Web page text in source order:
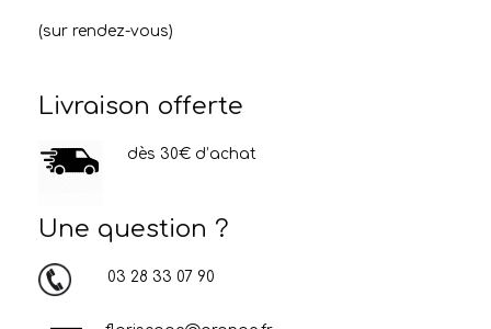
(sur rendez-vous)
Livraison offerte
dès 30€ d’achat
Une question ?
03 28 33 07 90